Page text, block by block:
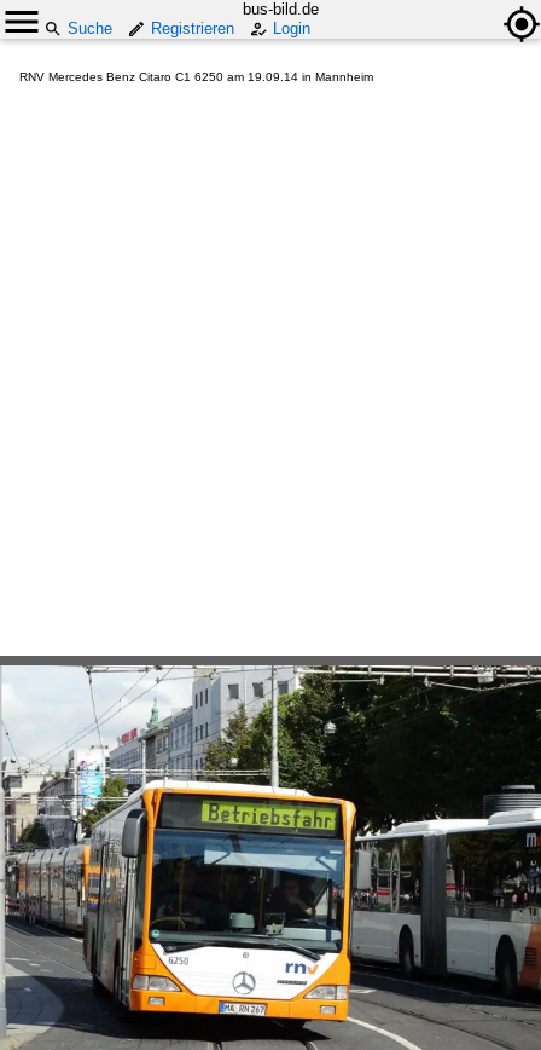
bus-bild.de
Suche
Registrieren Login
RNV Mercedes Benz Citaro C1 6250 am 19.09.14 in Mannheim